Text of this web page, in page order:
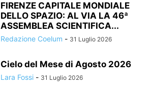
FIRENZE CAPITALE MONDIALE
DELLO SPAZIO: AL VIA LA 46ª
ASSEMBLEA SCIENTIFICA...
Redazione Coelum - 31 Luglio 2026
Cielo del Mese di Agosto 2026
Lara Fossi - 31 Luglio 2026